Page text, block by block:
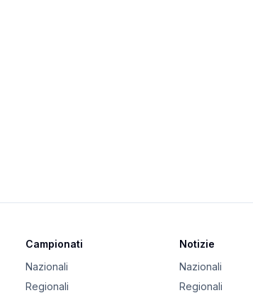
Campionati
Nazionali
Regionali
Notizie
Nazionali
Regionali